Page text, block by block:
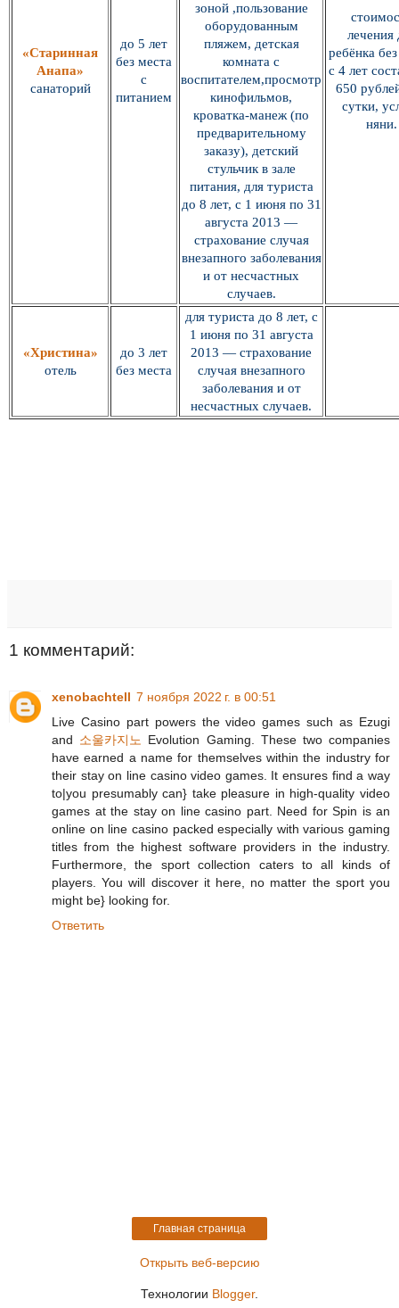
«Старинная
Анапа»
санаторий
до 5 лет
без места
с
питанием
зоной ,пользование
оборудованным
пляжем, детская
комната с
воспитателем,просмотр
кинофильмов,
кроватка-манеж (по
предварительному
заказу), детский
стульчик в зале
питания, для туриста
до 8 лет, с 1 июня по 31
августа 2013 —
страхование случая
внезапного заболевания
и от несчастных
случаев.
лечения
ребёнка
с 4 лет
650
сутки,
няни.
«Христина»
отель
до 3 лет
без места
для туриста до 8 лет, с
1 июня по 31 августа
2013 — страхование
случая внезапного
заболевания и от
несчастных случаев.
1 комментарий:
xenobachtell 7 ноября 2022 г. в 00:51
Live Casino part powers the video games such as Ezugi
and 소울카지노
Evolution Gaming. These two companies
have earned a name for themselves within the industry for
their stay on line casino video games. It ensures find a way
to|you presumably can} take pleasure in high-quality video
games at the stay on line casino part. Need for Spin is an
online on line casino packed especially with various gaming
titles from the highest software providers in the industry.
Furthermore, the sport collection caters to all kinds of
players. You will discover it here, no matter the sport you
might be} looking for.
Ответить
Главная страница
Открыть веб-версию
Технологии Blogger.